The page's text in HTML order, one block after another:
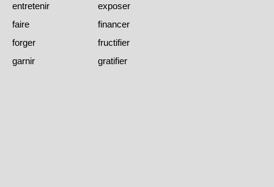
entretenir
exposer
faire
financer
forger
fructifier
garnir
gratifier